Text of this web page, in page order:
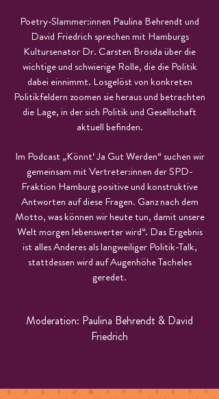
Poetry-Slammer:innen Paulina Behrendt und
David Friedrich sprechen mit Hamburgs
Kultursenator Dr. Carsten Brosda über die
wichtige und schwierige Rolle, die die Politik
dabei einnimmt. Losgelöst von konkreten
Politikfeldern zoomen sie heraus und betrachten
die Lage, in der sich Politik und Gesellschaft
aktuell befinden.
Im Podcast „Könnt‘ Ja Gut Werden“ suchen wir
gemeinsam mit Vertreter:innen der SPD-
Fraktion Hamburg positive und konstruktive
Antworten auf diese Fragen. Ganz nach dem
Motto, was können wir heute tun, damit unsere
Welt morgen lebenswerter wird“. Das Ergebnis
ist alles Anderes als langweiliger Politik-Talk,
stattdessen wird auf Augenhöhe Tacheles
geredet.
Moderation: Paulina Behrendt & David
Friedrich